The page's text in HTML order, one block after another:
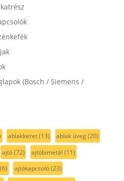
(Bosch / Siemens /
ablakkeret(13) ablak üveg(20)
ajtó(72) ajtóbimetál (11)
(6) ajtókapcsoló(23)